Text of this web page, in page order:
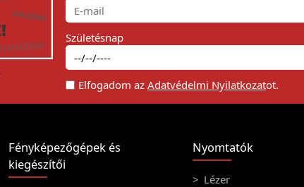
Születésnap
Elfogadom az Adatvédelmi Nyilatkozatot.
Fényképezőgépek és
kiegészítői
Nyomtatók
Lézer